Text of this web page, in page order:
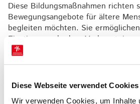
Diese Webseite verwendet Cookies
Wir verwenden Cookies, um Inhalte
Diese Bildungsmaßnahmen richten
Bewegungsangebote für ältere
begleiten möchten. Sie
Einstieg - auch ohne Vorkenntnisse.
einen Einstieg in die Arbeit mit
und jeweils näher erläutert.
Termine für das laufende Jahr